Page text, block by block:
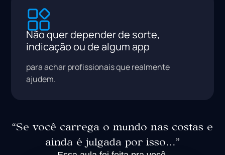
Não quer depender de sorte,
indicação ou de algum app
para achar profissionais que realmente
ajudem.
“Se você carrega o mundo nas costas e
ainda é julgada por isso…”